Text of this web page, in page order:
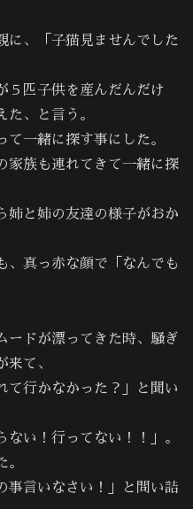
に、「子猫見ませんでした
５匹子供を産んだんだけ
た、と言う。
一緒に探す事にした。
家族も連れてきて一緒に探
姉と姉の友達の様子がおか
、真っ赤な顔で「なんでも
ードが漂ってきた時、騒ぎ
来て、
て行かなかった？」と聞い
い！行ってない！！」。
。
事言いなさい！」と問い詰